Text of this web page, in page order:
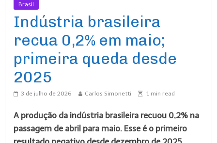
Brasil
Indústria brasileira
recua 0,2% em maio;
primeira queda desde
2025
3 de julho de 2026 Carlos Simonetti 1 min read
A produção da indústria brasileira recuou 0,2% na
passagem de abril para maio. Esse é o primeiro